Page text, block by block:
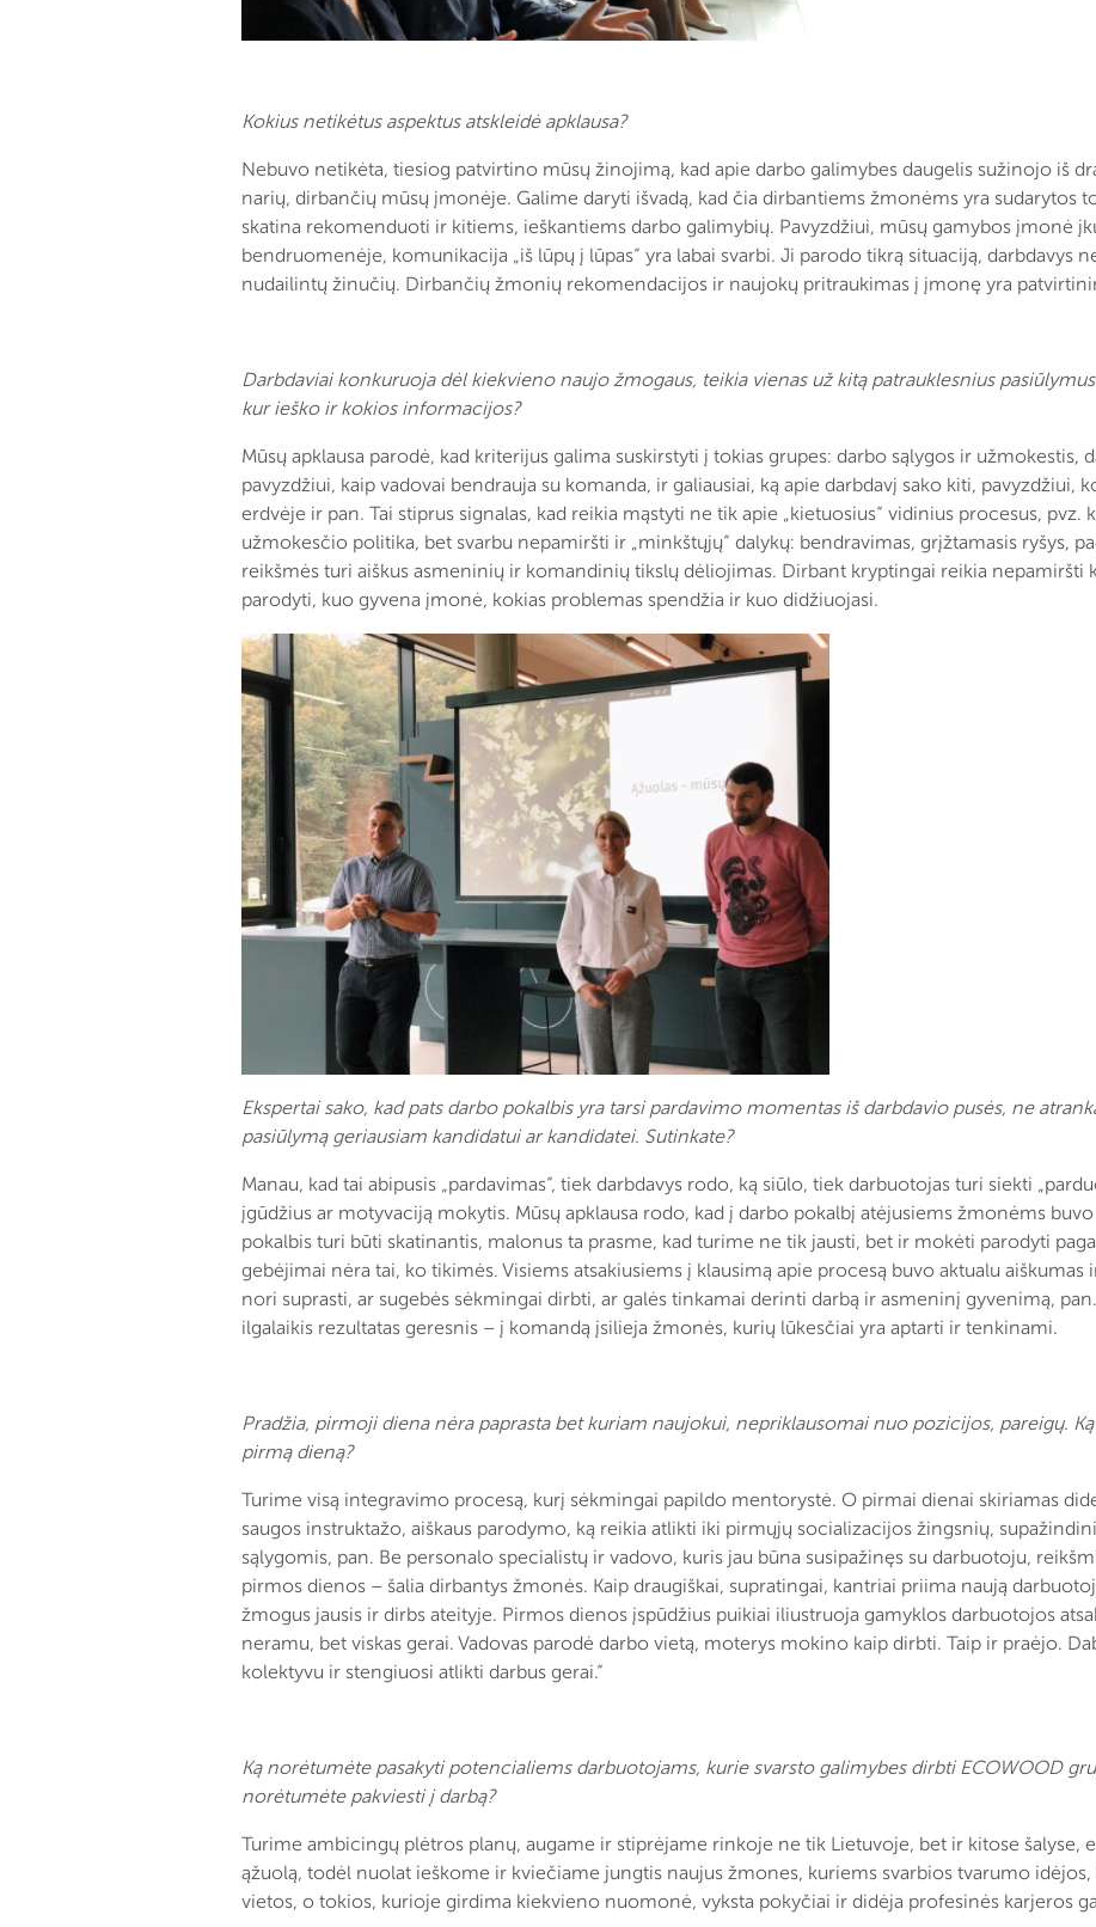
Kokius netikėtus aspektus atskleidė apklausa?
Nebuvo netikėta, tiesiog patvirtino mūsų žinojimą, kad apie darbo galimybes daugelis sužinojo iš
narių, dirbančių mūsų įmonėje. Galime daryti išvadą, kad čia dirbantiems žmonėms yra sudarytos
skatina rekomenduoti ir kitiems, ieškantiems darbo galimybių. Pavyzdžiui, mūsų gamybos įmonė
bendruomenėje, komunikacija „iš lūpų į lūpas“ yra labai svarbi. Ji parodo tikrą situaciją, darbdavys
nudailintų žinučių. Dirbančių žmonių rekomendacijos ir naujokų pritraukimas į įmonę yra
Darbdaviai konkuruoja dėl kiekvieno naujo žmogaus, teikia vienas už kitą patrauklesnius
kur ieško ir kokios informacijos?
Mūsų apklausa parodė, kad kriterijus galima suskirstyti į tokias grupes: darbo sąlygos ir užmokestis,
pavyzdžiui, kaip vadovai bendrauja su komanda, ir galiausiai, ką apie darbdavį sako kiti, pavyzdžiui,
erdvėje ir pan. Tai stiprus signalas, kad reikia mąstyti ne tik apie „kietuosius“ vidinius procesus, pvz.
užmokesčio politika, bet svarbu nepamiršti ir „minkštųjų“ dalykų: bendravimas, grįžtamasis ryšys,
reikšmės turi aiškus asmeninių ir komandinių tikslų dėliojimas. Dirbant kryptingai reikia nepamiršti
parodyti, kuo gyvena įmonė, kokias problemas spendžia ir kuo didžiuojasi.
Ekspertai sako, kad pats darbo pokalbis yra tarsi pardavimo momentas iš darbdavio pusės, ne
pasiūlymą geriausiam kandidatui ar kandidatei. Sutinkate?
Manau, kad tai abipusis „pardavimas“, tiek darbdavys rodo, ką siūlo, tiek darbuotojas turi siekti
įgūdžius ar motyvaciją mokytis. Mūsų apklausa rodo, kad į darbo pokalbį atėjusiems žmonėms
pokalbis turi būti skatinantis, malonus ta prasme, kad turime ne tik jausti, bet ir mokėti parodyti
gebėjimai nėra tai, ko tikimės. Visiems atsakiusiems į klausimą apie procesą buvo aktualu
nori suprasti, ar sugebės sėkmingai dirbti, ar galės tinkamai derinti darbą ir asmeninį gyvenimą,
ilgalaikis rezultatas geresnis – į komandą įsilieja žmonės, kurių lūkesčiai yra aptarti ir tenkinami.
Pradžia, pirmoji diena nėra paprasta bet kuriam naujokui, nepriklausomai nuo pozicijos, pareigų.
pirmą dieną?
Turime visą integravimo procesą, kurį sėkmingai papildo mentorystė. O pirmai dienai skiriamas
saugos instruktažo, aiškaus parodymo, ką reikia atlikti iki pirmųjų socializacijos žingsnių,
sąlygomis, pan. Be personalo specialistų ir vadovo, kuris jau būna susipažinęs su darbuotoju,
pirmos dienos – šalia dirbantys žmonės. Kaip draugiškai, supratingai, kantriai priima naują
žmogus jausis ir dirbs ateityje. Pirmos dienos įspūdžius puikiai iliustruoja gamyklos darbuotojos
neramu, bet viskas gerai. Vadovas parodė darbo vietą, moterys mokino kaip dirbti. Taip ir praėjo.
kolektyvu ir stengiuosi atlikti darbus gerai.“
Ką norėtumėte pasakyti potencialiems darbuotojams, kurie svarsto galimybes dirbti ECOWOOD
norėtumėte pakviesti į darbą?
Turime ambicingų plėtros planų, augame ir stiprėjame rinkoje ne tik Lietuvoje, bet ir kitose šalyse,
ąžuolą, todėl nuolat ieškome ir kviečiame jungtis naujus žmones, kuriems svarbios tvarumo
vietos, o tokios, kurioje girdima kiekvieno nuomonė, vyksta pokyčiai ir didėja profesinės karjeros